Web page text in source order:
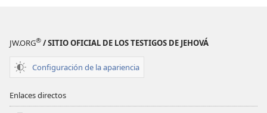
JW.ORG® / SITIO OFICIAL DE LOS TESTIGOS DE JEHOVÁ
Configuración de la apariencia
Enlaces directos